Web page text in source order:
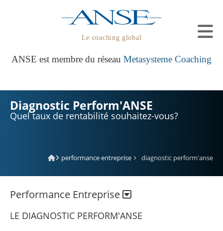
Le coaching global
ANSE est membre du réseau Metasysteme Coaching
Diagnostic Perform'ANSE
Quel taux de rentabilité souhaitez-vous?
performance entreprise diagnostic perform'anse
Performance Entreprise
LE DIAGNOSTIC PERFORM'ANSE